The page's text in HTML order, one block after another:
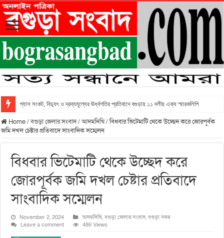
গ্যাস সংকট, বিদ্যুৎ ও দ্রব্যমূল্যের ঊর্ধ্বগতির প্রতিবাদে বগুড়ায় ১১ দলীয় এক্য স্মারকলিপি
Home/বগুড়া জেলার সংবাদ/আদমদিঘি/বিধবার ভিটেমাটি থেকে উচ্ছেদ করে জোরপূর্বক
জমি দখল চেষ্টার প্রতিবাদে সাংবাদিক সম্মেলন
বিধবার ভিটেমাটি থেকে উচ্ছেদ করে
জোরপূর্বক জমি দখল চেষ্টার প্রতিবাদে
সাংবাদিক সম্মেলন
November 2, 2024 আদমদিঘি,বগুড়া জেলার সংবাদ,বগুড়া সদর
Leave a comment
486 Views